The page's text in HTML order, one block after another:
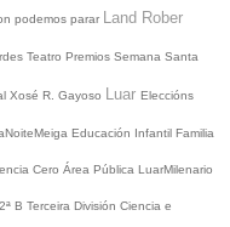
podemos parar Land Rober
Teatro Premios Semana Santa
Xosé R. Gayoso Luar Eleccións
Educación Infantil Familia
Cero Área Pública LuarMilenario
B Terceira División Ciencia e